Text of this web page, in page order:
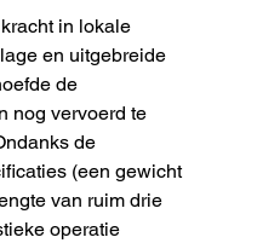
in lokale
en uitgebreide
de
nog vervoerd te
de
(een gewicht
van ruim drie
operatie